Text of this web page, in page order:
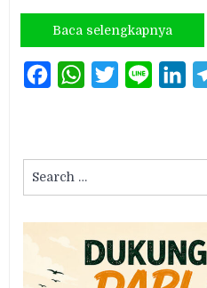
Baca selengkapnya
FacebookWhatsAppTwitterLine
for: